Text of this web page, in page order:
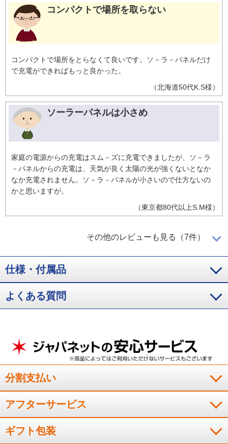
コンパクトで場所を取らない
コンパクトで場所をとらなくて良いです。ソ－ラ－パネルだけ
で充電ができればもっと良かった。
（北海道50代K.S様）
ソーラーパネルは小さめ
家庭の電源からの充電はスム－ズに充電できましたが、ソ－ラ
－パネルからの充電は、天気が良く太陽の光が強くないとなか
なか充電されません。ソ－ラ－パネルが小さいので仕方ないの
かと思いますが。
（東京都80代以上S.M様）
大きさの割に長く使えます
大きさのわりにけっこう長く使えます。持ち運びも便利でもう
少し大きいサイズが欲しくなりました。
S.S様）
非常時の充電と車でのＡＣ用に購入しました。
N.N様）
電気備蓄の心配が軽減された
その他のレビューも見る（7件）
仕様・付属品
よくある質問
分割支払い
アフターサービス
ギフト包装